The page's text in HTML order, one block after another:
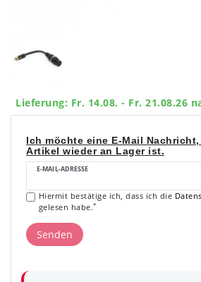
Lieferung: Fr. 14.08. - Fr. 21.08.26
Ich möchte eine E-Mail
Artikel wieder an Lager ist.
E-MAIL-ADRESSE
Hiermit bestätige ich, dass ich die
gelesen habe.*
Senden